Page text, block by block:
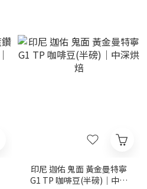
印尼 迦佑 鬼面 黃金曼特寧
G1 TP 咖啡豆(半磅)｜中深